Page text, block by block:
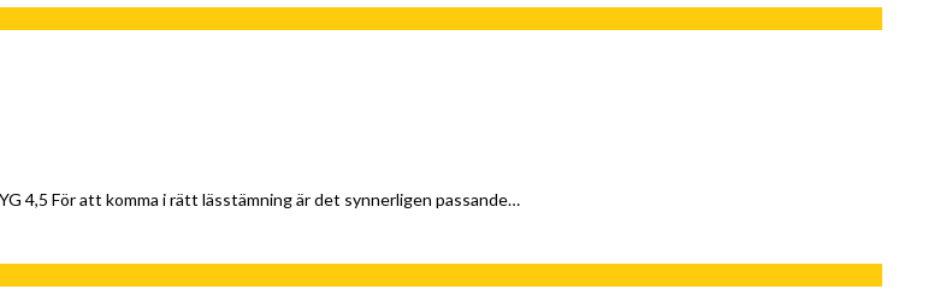
4,5 För att komma i rätt lässtämning är det synnerligen passande…